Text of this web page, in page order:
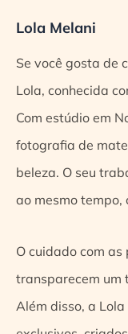
Lola Melani
Se você gosta de
Lola, conhecida
Com estúdio em
fotografia de
beleza. O seu
ao mesmo tempo,
O cuidado com
transparecem um
Além disso, a